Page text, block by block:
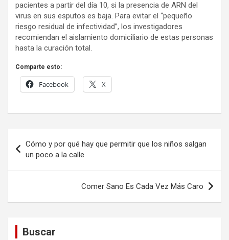
pacientes a partir del día 10, si la presencia de ARN del
virus en sus esputos es baja. Para evitar el “pequeño
riesgo residual de infectividad”, los investigadores
recomiendan el aislamiento domiciliario de estas personas
hasta la curación total.
Comparte esto:
Facebook X
de
entradas
Cómo y por qué hay que permitir que los niños salgan
un poco a la calle
Comer Sano Es Cada Vez Más Caro
Buscar